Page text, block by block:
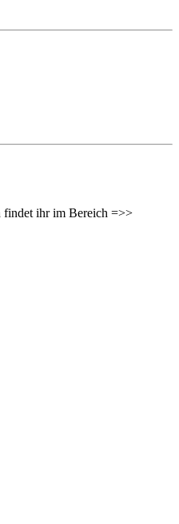
findet ihr im Bereich =>>